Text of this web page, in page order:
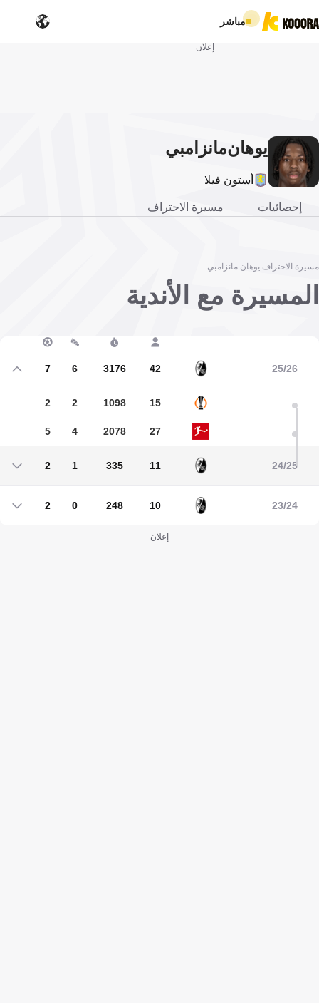
مباشر
إعلان
يوهانمانزامبي
أستون فيلا
إحصائيات مسيرة الاحتراف
مسيرة الاحتراف يوهان مانزامبي
المسيرة مع الأندية
25/26
42
3176
6
7
15
1098
2
2
27
2078
4
5
24/25
11
335
1
2
23/24
10
248
0
2
إعلان